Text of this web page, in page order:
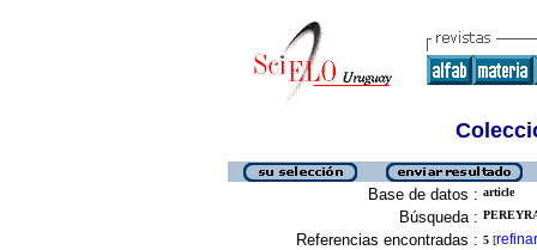
Base de datos : article
Búsqueda :
Referencias encontradas : 5 [refinar